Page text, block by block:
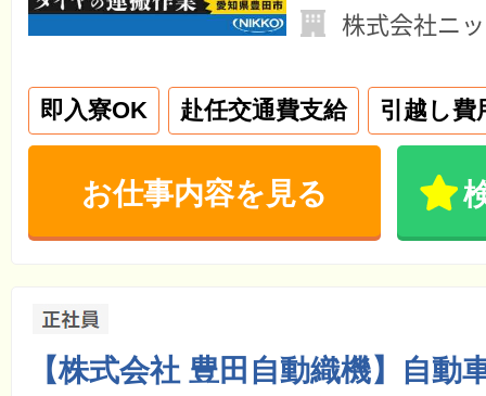
株式会社ニ
即入寮OK 赴任交通費支給 引越し費
お仕事内容を見る
【株式会社 豊田自動織機】自